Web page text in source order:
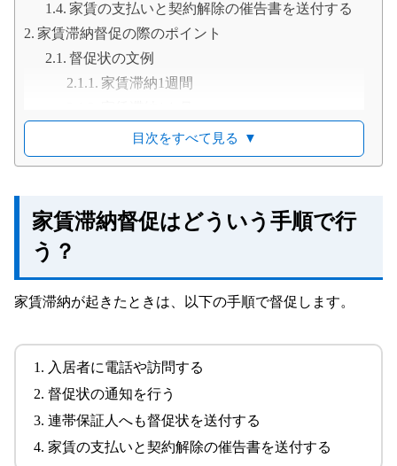
家賃の支払いと契約解除の催告書を送付する
家賃滞納督促の際のポイント
督促状の文例
家賃滞納1週間
督促の内容を伝えるのは本人のみ
脅迫や相手を威圧するような言動は行わない
家賃収入が不安定で困っているなら
入居審査を厳しく行う
める
家賃を口座引き落としにする
入居当日から顔見知りになっておく
目次をすべて見る ▼
家賃滞納督促はどういう手順で行
う？
家賃滞納が起きたときは、以下の手順で督促します。
入居者に電話や訪問する
督促状の通知を行う
連帯保証人へも督促状を送付する
家賃の支払いと契約解除の催告書を送付する